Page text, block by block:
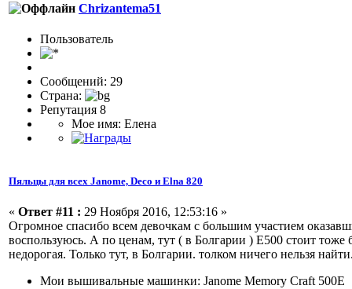
Chrizantema51
Пользоватeль
Сообщений: 29
Страна:
Репутация 8
Мое имя: Елена
Пяльцы для всех Janome, Deco и Elna 820
« Ответ #11 : 29 Ноября 2016, 12:53:16 »
Огромное спасибо всем девочкам с большим участием
воспользуюсь. А по ценам, тут ( в Болгарии ) Е500 стоит
недорогая. Только тут, в Болгарии. толком ничего нельзя
Мои вышивальные машинки: Janome Memory Craft 500E